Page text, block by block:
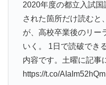
2020年度の都立入試
された箇所だけ読むと
が、高校卒業後のリー
いく。 1日で読破でき
内容です。土曜に記
https://t.co/